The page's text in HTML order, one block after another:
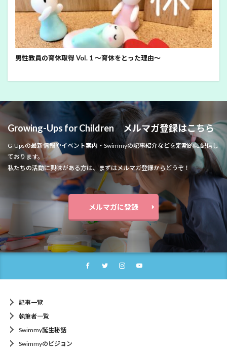
男性教員の育休取得 Vol. 1 ～育休をとった理由～
Growing-Ups for Children メルマガ登録はこちら
G-Upsの最新情報やイベント案内・Swimmyの記事紹介などを定期的に配信し
ております。
私たちの活動に興味がある方は、まずはメルマガ登録からどうぞ！
メルマガに登録
記事一覧
執筆者一覧
Swimmy誕生秘話
Swimmyのビジョン